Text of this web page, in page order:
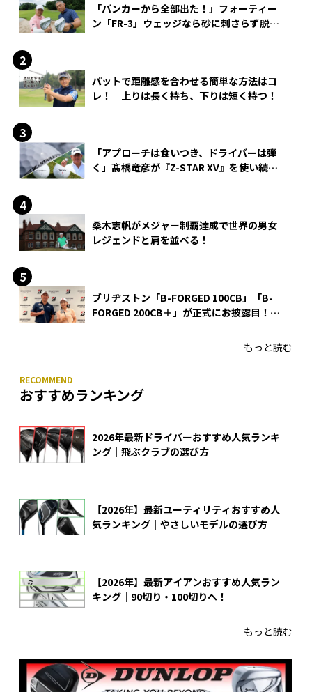
「バンカーから全部出た！」フォーティー
ン「FR-3」ウェッジなら砂に刺さらず脱出
パットで距離感を合わせる簡単な方法はコ
レ！ 上りは長く持ち、下りは短く持つ！
「アプローチは食いつき、ドライバーは弾
く」髙橋竜彦が『Z-STAR XV』を使い続け
桑木志帆がメジャー制覇達成で世界の男女
レジェンドと肩を並べる！
ブリヂストン「B-FORGED 100CB」「B-
FORGED 200CB＋」が正式にお披露目！
もっと読む
おすすめランキング
2026年最新ドライバーおすすめ人気ランキ
ング｜飛ぶクラブの選び方
【2026年】最新ユーティリティおすすめ人
気ランキング｜やさしいモデルの選び方
【2026年】最新アイアンおすすめ人気ラン
キング｜90切り・100切りへ！
もっと読む